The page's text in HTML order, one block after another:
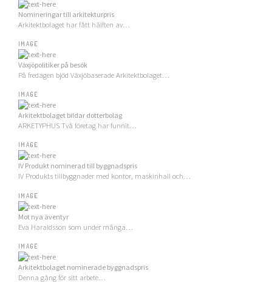
Nomineringar till arkitekturpris
Arkitektbolaget har fått hälften av…
IMAGE
Växjöpolitiker på besök
På fredagen bjöd Växjöbaserade Arkitektbolaget…
IMAGE
Arkitektbolaget bildar dotterbolag
ARKETYPHUS Två företag har funnit…
IMAGE
IV Produkt nominerad till byggnadspris
IV Produkts tillbyggnader med kontor, maskinhall och…
IMAGE
Mot nya äventyr
Eva Haraldsson som under många…
IMAGE
Arkitektbolaget nominerade byggnadspris
Denna gång för sitt arbete…